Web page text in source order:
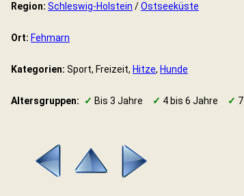
Region: Schleswig-Holstein /Ostseeküste
Ort: Fehmarn
Kategorien: Sport, Freizeit, Hitze, Hunde
Altersgruppen: ✓ Bis 3 Jahre ✓ 4 bis 6 Jahre ✓